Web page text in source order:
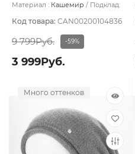
Материал : Кашемир
Подклад:
Код товара: CAN00200104836
9 799Руб. -59%
3 999Руб.
Много оттенков